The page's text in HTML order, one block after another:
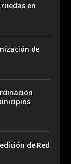
ruedas en
de
de Red